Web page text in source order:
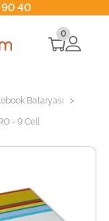
40
0
Bataryası >
- 9 Cell